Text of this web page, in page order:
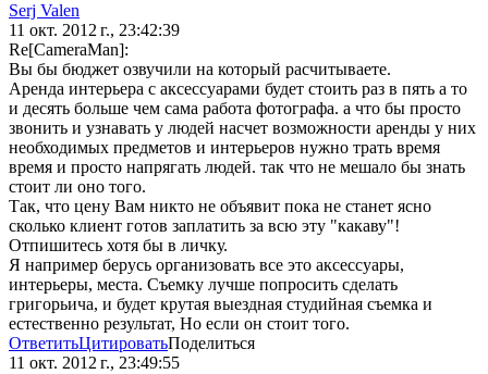
Serj Valen
11 окт. 2012 г., 23:42:39
Re[CameraMan]:
Вы бы бюджет озвучили на который расчитываете.
Аренда интерьера с аксессуарами будет стоить раз в пять а то
и десять больше чем сама работа фотографа. а что бы просто
звонить и узнавать у людей насчет возможности аренды у них
необходимых предметов и интерьеров нужно трать время
время и просто напрягать людей. так что не мешало бы знать
стоит ли оно того.
Так, что цену Вам никто не объявит пока не станет ясно
сколько клиент готов заплатить за всю эту "какаву"!
Отпишитесь хотя бы в личку.
Я например берусь организовать все это аксессуары,
интерьеры, места. Съемку лучше попросить сделать
григорьича, и будет крутая выездная студийная съемка и
естественно результат, Но если он стоит того.
ОтветитьЦитироватьПоделиться
11 окт. 2012 г., 23:49:55